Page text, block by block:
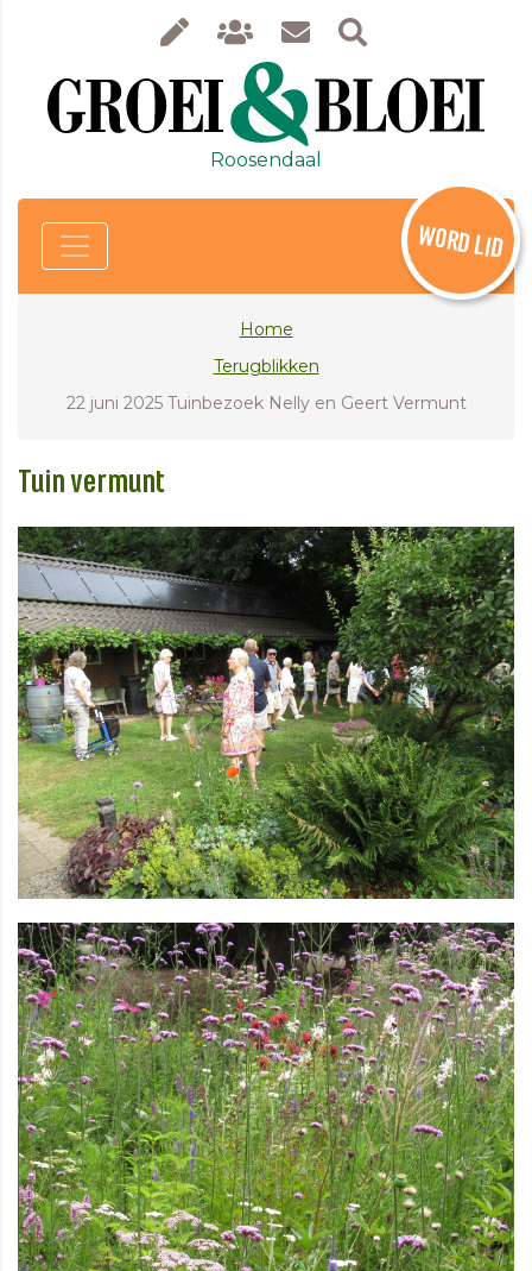
Roosendaal
WORD LID
Home
Terugblikken
22 juni 2025 Tuinbezoek Nelly en Geert Vermunt
Tuin vermunt